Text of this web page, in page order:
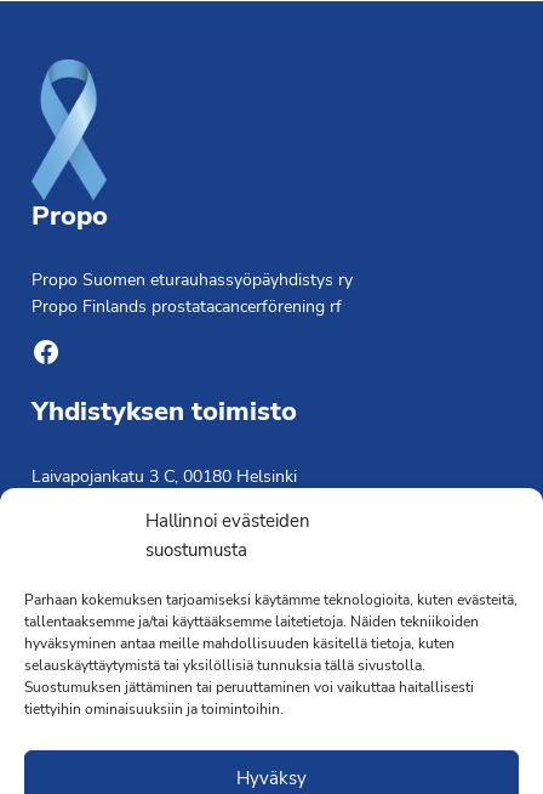
Hallinnoi evästeiden
suostumusta
Parhaan kokemuksen tarjoamiseksi käytämme teknologioita, kuten evästeitä,
tallentaaksemme ja/tai käyttääksemme laitetietoja. Näiden tekniikoiden
hyväksyminen antaa meille mahdollisuuden käsitellä tietoja, kuten
selauskäyttäytymistä tai yksilöllisiä tunnuksia tällä sivustolla.
Suostumuksen jättäminen tai peruuttaminen voi vaikuttaa haitallisesti
tiettyihin ominaisuuksiin ja toimintoihin.
Hyväksy
Propo
Propo Suomen eturauhassyöpäyhdistys ry
Propo Finlands prostatacancerförening rf
Facebook
Yhdistyksen toimisto
Laivapojankatu 3 C, 00180 Helsinki
Saavutettavuusseloste »
Toiminnanjohtaja
Kimmo Järvinen
Terveydenhoitaja
041 501 4176